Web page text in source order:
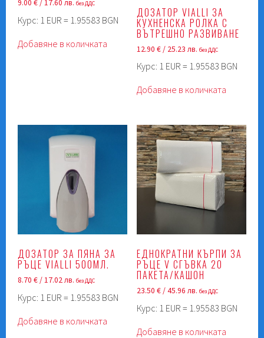
9.00€/ 17.60 лв.без ДДС
Курс: 1 EUR = 1.95583 BGN
Добавяне в количката
ДОЗАТОР VIALLI ЗА
КУХНЕНСКА РОЛКА С
ВЪТРЕШНО РАЗВИВАНЕ
12.90 €/ 25.23 лв. без ДДС
Курс: 1 EUR = 1.95583 BGN
Добавяне в количката
ДОЗАТОР ЗА ПЯНА ЗА
РЪЦЕ VIALLI 500МЛ.
8.70€/ 17.02 лв.без ДДС
Курс: 1 EUR = 1.95583 BGN
Добавяне в количката
ЕДНОКРАТНИ КЪРПИ ЗА
РЪЦЕ V СГЪВКА 20
ПАКЕТА/КАШОН
23.50 €/ 45.96 лв. без ДДС
Курс: 1 EUR = 1.95583 BGN
Добавяне в количката